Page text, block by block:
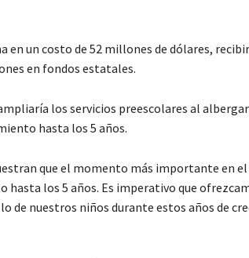
en un costo de 52 millones de dólares,
en fondos estatales.
los servicios preescolares al albergar
hasta los 5 años.
que el momento más importante en
hasta los 5 años. Es imperativo que
de nuestros niños durante estos años de